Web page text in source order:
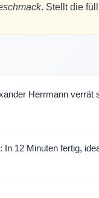
. Stellt die
Herrmann verrät
12 Minuten fertig,